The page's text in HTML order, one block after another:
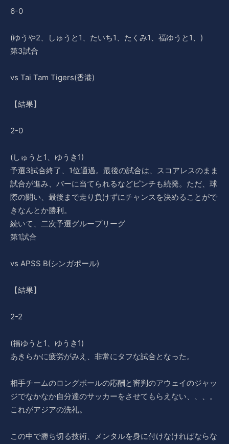
6-0
(ゆうや2、しゅうと1、たいち1、たくみ1、福ゆうと1、)
第3試合
vs Tai Tam Tigers(香港)
【結果】
2-0
(しゅうと1、ゆうき1)
予選3試合終了、1位通過。最後の試合は、スコアレスのまま
試合が進み、バーに当てられるなどピンチも続発。ただ、球
際の闘い、最後まで走り負けずにチャンスを決めることがで
きなんとか勝利。
続いて、二次予選グループリーグ
第1試合
vs APSS B(シンガポール)
【結果】
2-2
(福ゆうと1、ゆうき1)
あきらかに疲労がみえ、非常にタフな試合となった。
相手チームのロングボールの応酬と審判のアウェイのジャッ
ジでなかなか自分達のサッカーをさせてもらえない、、、。
これがアジアの洗礼。
この中で勝ち切る技術、メンタルを身に付けなければならな